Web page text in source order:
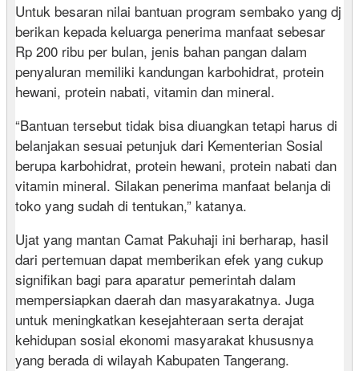
Untuk besaran nilai bantuan program sembako yang dj
berikan kepada keluarga penerima manfaat sebesar
Rp 200 ribu per bulan, jenis bahan pangan dalam
penyaluran memiliki kandungan karbohidrat, protein
hewani, protein nabati, vitamin dan mineral.
“Bantuan tersebut tidak bisa diuangkan tetapi harus di
belanjakan sesuai petunjuk dari Kementerian Sosial
berupa karbohidrat, protein hewani, protein nabati dan
vitamin mineral. Silakan penerima manfaat belanja di
toko yang sudah di tentukan,” katanya.
Ujat yang mantan Camat Pakuhaji ini berharap, hasil
dari pertemuan dapat memberikan efek yang cukup
signifikan bagi para aparatur pemerintah dalam
mempersiapkan daerah dan masyarakatnya. Juga
untuk meningkatkan kesejahteraan serta derajat
kehidupan sosial ekonomi masyarakat khususnya
yang berada di wilayah Kabupaten Tangerang.